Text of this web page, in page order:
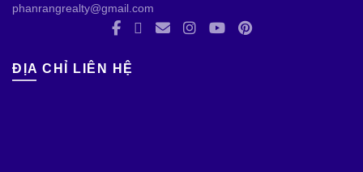
phanrangrealty@gmail.com
ĐỊA CHỈ LIÊN HỆ